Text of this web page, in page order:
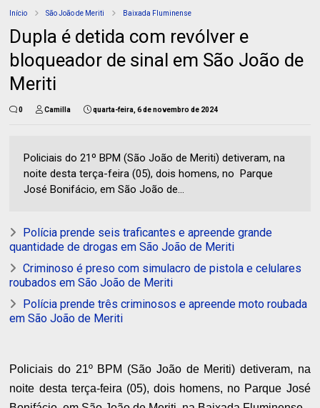
Início São João de Meriti Baixada Fluminense
Dupla é detida com revólver e
bloqueador de sinal em São João de
Meriti
0 Camilla quarta-feira, 6 de novembro de 2024
Policiais do 21º BPM (São João de Meriti) detiveram, na
noite desta terça-feira (05), dois homens, no Parque
José Bonifácio, em São João de...
Polícia prende seis traficantes e apreende grande
quantidade de drogas em São João de Meriti
Criminoso é preso com simulacro de pistola e celulares
roubados em São João de Meriti
Polícia prende três criminosos e apreende moto roubada
em São João de Meriti
Policiais do 21º BPM (São João de Meriti) detiveram, na
noite desta terça-feira (05), dois homens, no Parque José